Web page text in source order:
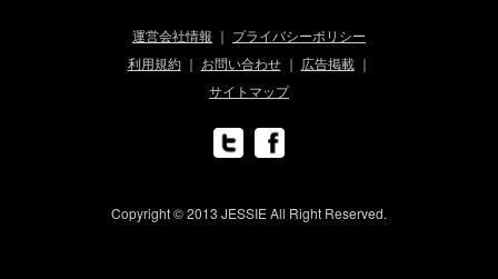
運営会社情報
プライバシーポリシー
利用規約
お問い合わせ
広告掲載
サイトマップ
Copyright © 2013 JESSIE All Right Reserved.